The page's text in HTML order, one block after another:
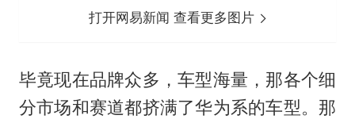
打开网易新闻 查看更多图片
毕竟现在品牌众多，车型海量，那各个细
分市场和赛道都挤满了华为系的车型。那